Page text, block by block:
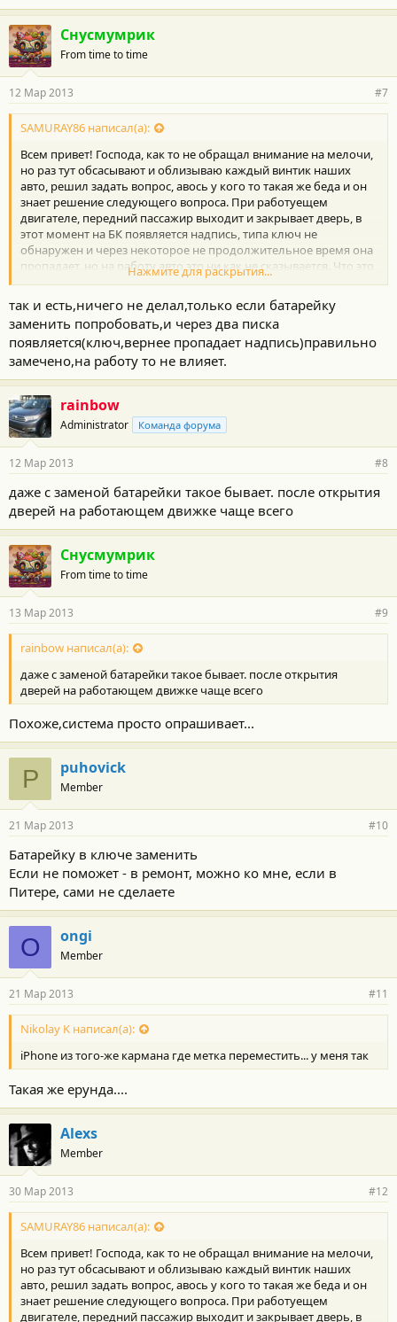
Снусмумрик
From time to time
12 Мар 2013 #7
SAMURAY86 написал(а):
Всем привет! Господа, как то не обращал внимание на мелочи,
но раз тут обсасывают и облизываю каждый винтик наших
авто, решил задать вопрос, авось у кого то такая же беда и он
знает решение следующего вопроса. При работуещем
двигателе, передний пассажир выходит и закрывает дверь, в
этот момент на БК появляется надпись, типа ключ не
обнаружен и через некоторое не продолжительное время она
пропадает, но на работу авто это ни как не сказывается. Что это
может быть, и как это лечится?
Нажмите для раскрытия...
так и есть,ничего не делал,только если батарейку
заменить попробовать,и через два писка
появляется(ключ,вернее пропадает надпись)правильно
замечено,на работу то не влияет.
rainbow
Administrator Команда форума
12 Мар 2013 #8
даже с заменой батарейки такое бывает. после открытия
дверей на работающем движке чаще всего
Снусмумрик
From time to time
13 Мар 2013 #9
rainbow написал(а):
даже с заменой батарейки такое бывает. после открытия
дверей на работающем движке чаще всего
Похоже,система просто опрашивает...
P puhovick
Member
21 Мар 2013 #10
Батарейку в ключе заменить
Если не поможет - в ремонт, можно ко мне, если в
Питере, сами не сделаете
O ongi
Member
21 Мар 2013 #11
Nikolay K написал(а):
iPhone из того-же кармана где метка переместить... у меня так
Такая же ерунда....
Alexs
Member
30 Мар 2013 #12
SAMURAY86 написал(а):
Всем привет! Господа, как то не обращал внимание на мелочи,
но раз тут обсасывают и облизываю каждый винтик наших
авто, решил задать вопрос, авось у кого то такая же беда и он
знает решение следующего вопроса. При работуещем
двигателе, передний пассажир выходит и закрывает дверь, в